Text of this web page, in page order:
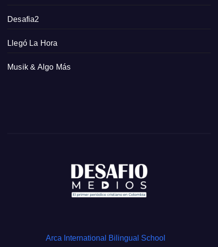
Desafia2
Llegó La Hora
Musik & Algo Más
Arca International Bilingual School